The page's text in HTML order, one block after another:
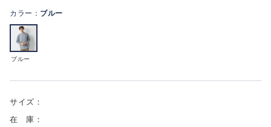
カラー： ブルー
ブルー
サイズ：
在 庫：